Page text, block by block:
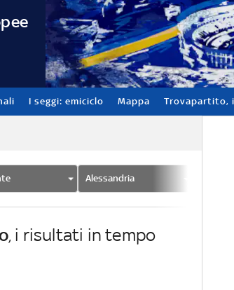
I seggi: emiciclo Mappa Trovapartito,
Alessandria
, i risultati in tempo